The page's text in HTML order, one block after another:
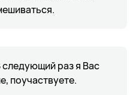
следующий раз я Вас
поучаствуете.